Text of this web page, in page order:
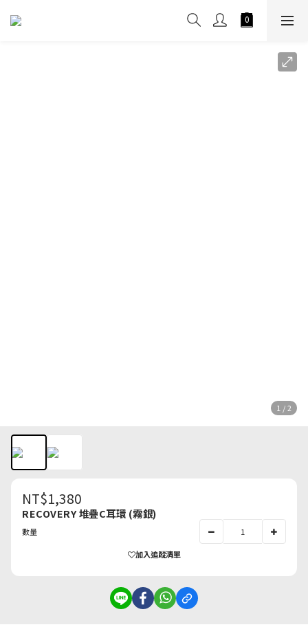
1 / 2
NT$1,380
RECOVERY 堆疊C耳環 (霧銀)
數量
加入追蹤清單